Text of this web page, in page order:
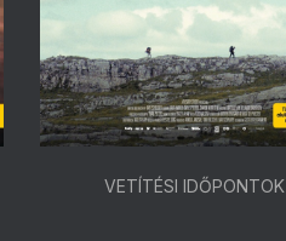
VETÍTÉSI IDŐPONTOK